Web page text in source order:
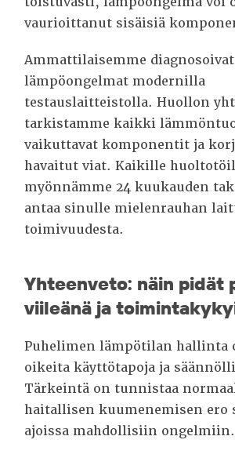
vaurioittanut sisäisiä
Ammattilaisemme diagnosoivat
lämpöongelmat modernilla
testauslaitteistolla. Huollon
tarkistamme kaikki
vaikuttavat komponentit ja
havaitut viat. Kaikille
myönnämme 24 kuukauden
antaa sinulle mielenrauhan
toimivuudesta.
Yhteenveto: näin pidät
viileänä ja
Puhelimen lämpötilan hallinta
oikeita käyttötapoja ja
Tärkeintä on tunnistaa
haitallisen kuumenemisen ero
ajoissa mahdollisiin ongelmiin.